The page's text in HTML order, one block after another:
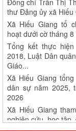
Xã Hiếu Giang tổ
hoạt dưới cờ tháng
Tổng kết thực
2018, Luật Dân
Giáo...
Xã Hiếu Giang
dân sự năm 2025,
2026
Xã Hiếu Giang
nghiên cứu, học tập,